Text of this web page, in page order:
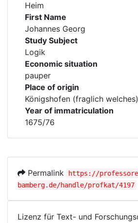
Heim
First Name
Johannes Georg
Study Subject
Logik
Economic situation
pauper
Place of origin
Königshofen (fraglich welches)
Year of immatriculation
1675/76
Permalink
https://
bamberg.de/handle/profkat/4197
Lizenz für Text- und